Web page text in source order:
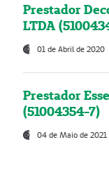
Prestador
LTDA
01 de Abril de 2020
Prestador
(51004354-7)
04 de Maio de 2021